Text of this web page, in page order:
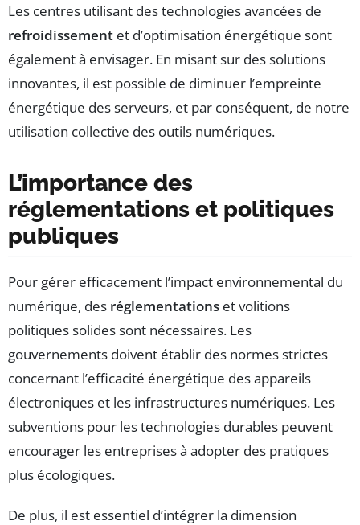
Les centres utilisant des technologies avancées de
refroidissement et d’optimisation énergétique sont
également à envisager. En misant sur des solutions
innovantes, il est possible de diminuer l’empreinte
énergétique des serveurs, et par conséquent, de notre
utilisation collective des outils numériques.
L’importance des
réglementations et politiques
publiques
Pour gérer efficacement l’impact environnemental du
numérique, des réglementations et volitions
politiques solides sont nécessaires. Les
gouvernements doivent établir des normes strictes
concernant l’efficacité énergétique des appareils
électroniques et les infrastructures numériques. Les
subventions pour les technologies durables peuvent
encourager les entreprises à adopter des pratiques
plus écologiques.
De plus, il est essentiel d’intégrer la dimension